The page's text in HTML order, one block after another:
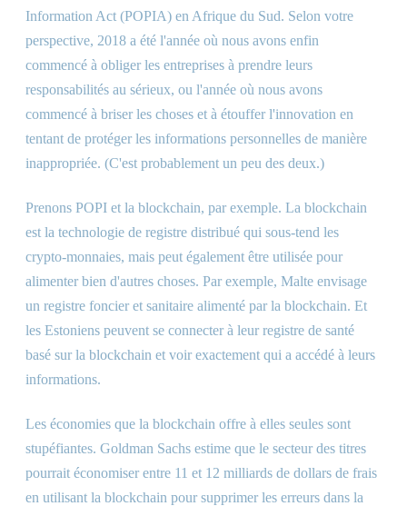
Information Act (POPIA) en Afrique du Sud. Selon votre
perspective, 2018 a été l'année où nous avons enfin
commencé à obliger les entreprises à prendre leurs
responsabilités au sérieux, ou l'année où nous avons
commencé à briser les choses et à étouffer l'innovation en
tentant de protéger les informations personnelles de manière
inappropriée. (C'est probablement un peu des deux.)
Prenons POPI et la blockchain, par exemple. La blockchain
est la technologie de registre distribué qui sous-tend les
crypto-monnaies, mais peut également être utilisée pour
alimenter bien d'autres choses. Par exemple, Malte envisage
un registre foncier et sanitaire alimenté par la blockchain. Et
les Estoniens peuvent se connecter à leur registre de santé
basé sur la blockchain et voir exactement qui a accédé à leurs
informations.
Les économies que la blockchain offre à elles seules sont
stupéfiantes. Goldman Sachs estime que le secteur des titres
pourrait économiser entre 11 et 12 milliards de dollars de frais
en utilisant la blockchain pour supprimer les erreurs dans la